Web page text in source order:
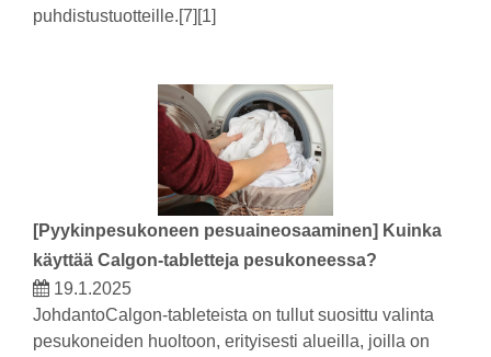
puhdistustuotteille.[7][1]
[Pyykinpesukoneen pesuaineosaaminen] Kuinka
käyttää Calgon-tabletteja pesukoneessa?
19.1.2025
JohdantoCalgon-tableteista on tullut suosittu valinta
pesukoneiden huoltoon, erityisesti alueilla, joilla on